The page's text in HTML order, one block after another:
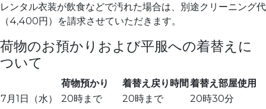
レンタル衣装が飲食などで汚れた場合は、別途クリーニング代
（4,400円）を請求させていただきます。
荷物のお預かりおよび平服への着替えに
ついて
荷物預かり 着替え戻り時間 着替え部屋使用
7月1日（水）
20時まで 20時まで
20時30分